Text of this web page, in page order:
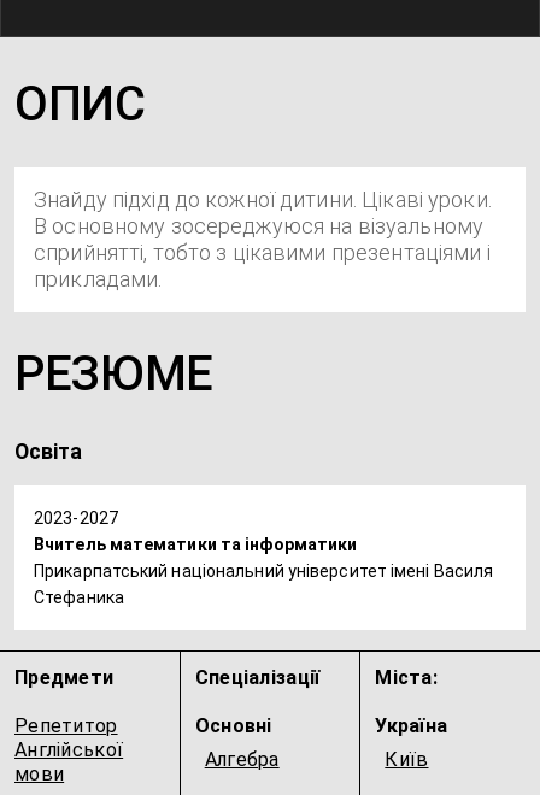
ОПИС
Знайду підхід до кожної дитини. Цікаві уроки.
В основному зосереджуюся на візуальному
сприйнятті, тобто з цікавими презентаціями і
прикладами.
РЕЗЮМЕ
Освіта
2023-2027
Вчитель математики та інформатики
Прикарпатський національний університет імені Василя
Стефаника
Предмети
Репетитор
Англійської
мови
Спеціалізації
Основні
Алгебра
Міста:
Україна
Київ